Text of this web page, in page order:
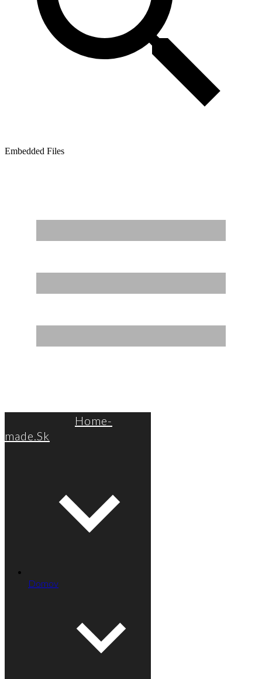
Embedded Files
Home-
made.Sk
Domov